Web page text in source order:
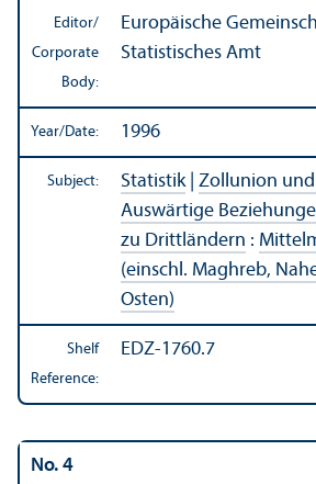
Editor/
Corporate
Body:
Europäische
Statistisches Amt
Year/Date: 1996
Subject: Statistik| Zollunion
Auswärtige
zu Drittländern :
(einschl. Maghreb,
Osten)
Shelf
Reference:
EDZ-1760.7
No. 4